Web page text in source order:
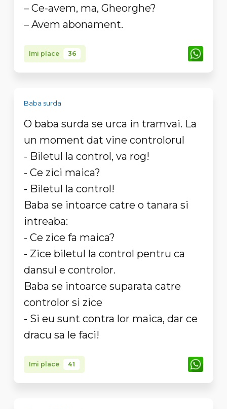
– Ce-avem, ma, Gheorghe?
– Avem abonament.
Imi place 36
Baba surda
O baba surda se urca in tramvai. La
un moment dat vine controlorul
- Biletul la control, va rog!
- Ce zici maica?
- Biletul la control!
Baba se intoarce catre o tanara si
intreaba:
- Ce zice fa maica?
- Zice biletul la control pentru ca
dansul e controlor.
Baba se intoarce suparata catre
controlor si zice
- Si eu sunt contra lor maica, dar ce
dracu sa le faci!
Imi place 41